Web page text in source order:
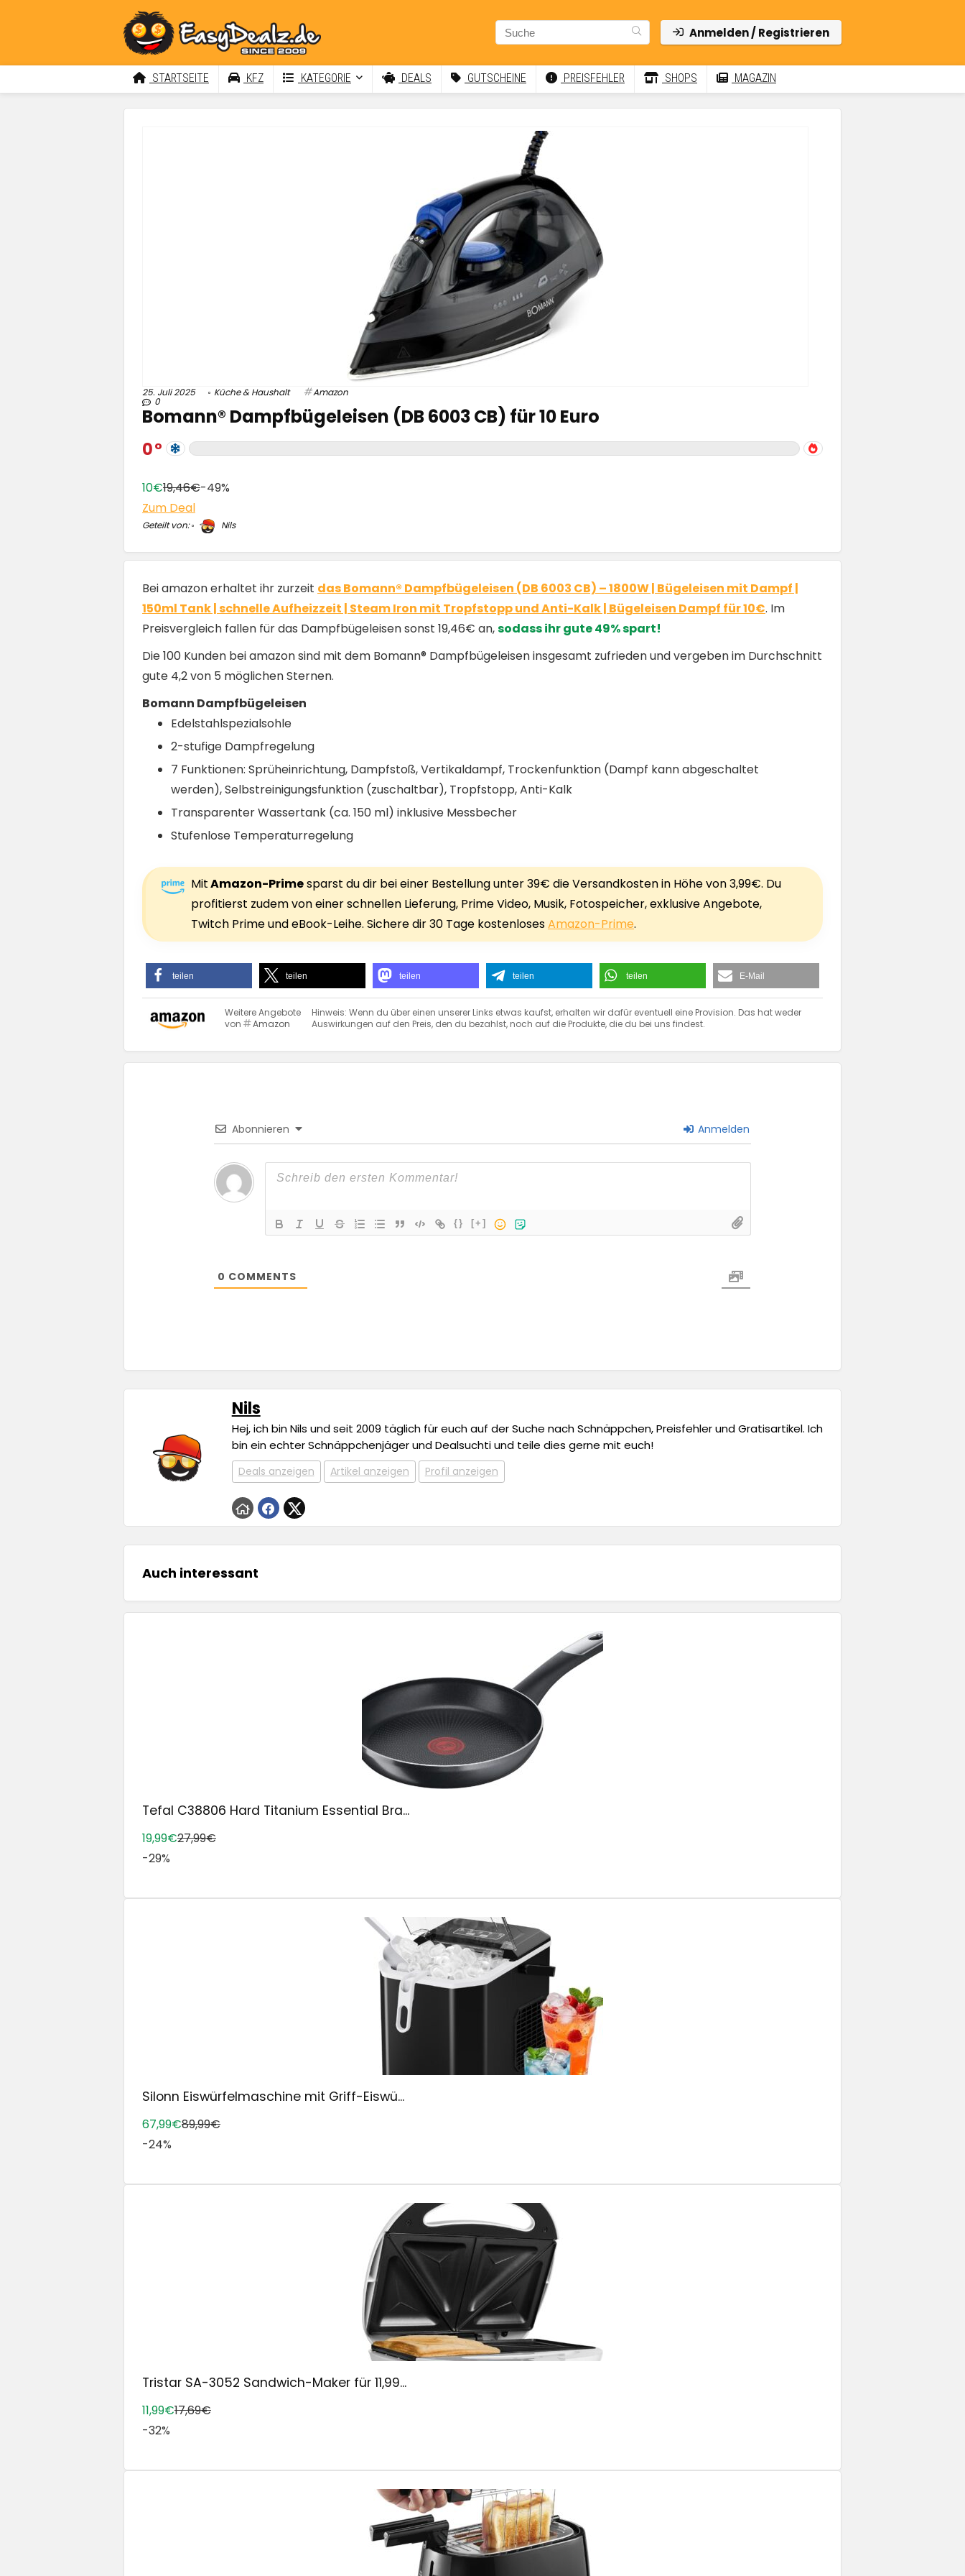
Anmelden / Registrieren
STARTSEITE KFZ KATEGORIE DEALS GUTSCHEINE PREISFEHLER SHOPS MAGAZIN
25. Juli 2025 Küche & Haushalt Amazon
0
Bomann® Dampfbügeleisen (DB 6003 CB) für 10 Euro
0
10€19,46€-49%
Zum Deal
Geteilt von: Nils
Bei amazon erhaltet ihr zurzeit das Bomann® Dampfbügeleisen (DB 6003 CB) – 1800W | Bügeleisen mit Dampf |
150ml Tank | schnelle Aufheizzeit | Steam Iron mit Tropfstopp und Anti-Kalk | Bügeleisen Dampf für 10€. Im
Preisvergleich fallen für das Dampfbügeleisen sonst 19,46€ an,sodass ihr gute 49% spart!
Die 100 Kunden bei amazon sind mit dem Bomann® Dampfbügeleisen insgesamt zufrieden und vergeben im Durchschnitt
gute 4,2 von 5 möglichen Sternen.
Bomann Dampfbügeleisen
Edelstahlspezialsohle
2-stufige Dampfregelung
7 Funktionen: Sprüheinrichtung, Dampfstoß, Vertikaldampf, Trockenfunktion (Dampf kann abgeschaltet
werden), Selbstreinigungsfunktion (zuschaltbar), Tropfstopp, Anti-Kalk
Transparenter Wassertank (ca. 150 ml) inklusive Messbecher
Stufenlose Temperaturregelung
MitAmazon-Primesparst du dir bei einer Bestellung unter 39€ die Versandkosten in Höhe von 3,99€. Du
profitierst zudem von einer schnellen Lieferung, Prime Video, Musik, Fotospeicher, exklusive Angebote,
Twitch Prime und eBook-Leihe. Sichere dir 30 Tage kostenlosesAmazon-Prime.
teilen teilen teilen teilen teilen E-Mail
Weitere Angebote
von
Amazon
Hinweis: Wenn du über einen unserer Links etwas kaufst, erhalten wir dafür eventuell eine Provision. Das hat weder
Auswirkungen auf den Preis, den du bezahlst, noch auf die Produkte, die du bei uns findest.
Abonnieren Anmelden
{} [+]
0 COMMENTS
Nils
Hej, ich bin Nils und seit 2009 täglich für euch auf der Suche nach Schnäppchen, Preisfehler und Gratisartikel. Ich
bin ein echter Schnäppchenjäger und Dealsuchti und teile dies gerne mit euch!
Deals anzeigen Artikel anzeigen Profil anzeigen
Auch interessant
Tefal C38806 Hard Titanium Essential Bra...
19,99€27,99€
-29%
Silonn Eiswürfelmaschine mit Griff-Eiswü...
67,99€89,99€
-24%
Tristar SA-3052 Sandwich-Maker für 11,99...
11,99€17,69€
-32%